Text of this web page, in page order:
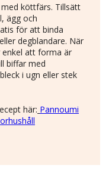
köttfärs. Tillsätt
ägg och
för att binda
degblandare. När
att forma är
biffar med
i ugn eller stek
här: Pannoumi